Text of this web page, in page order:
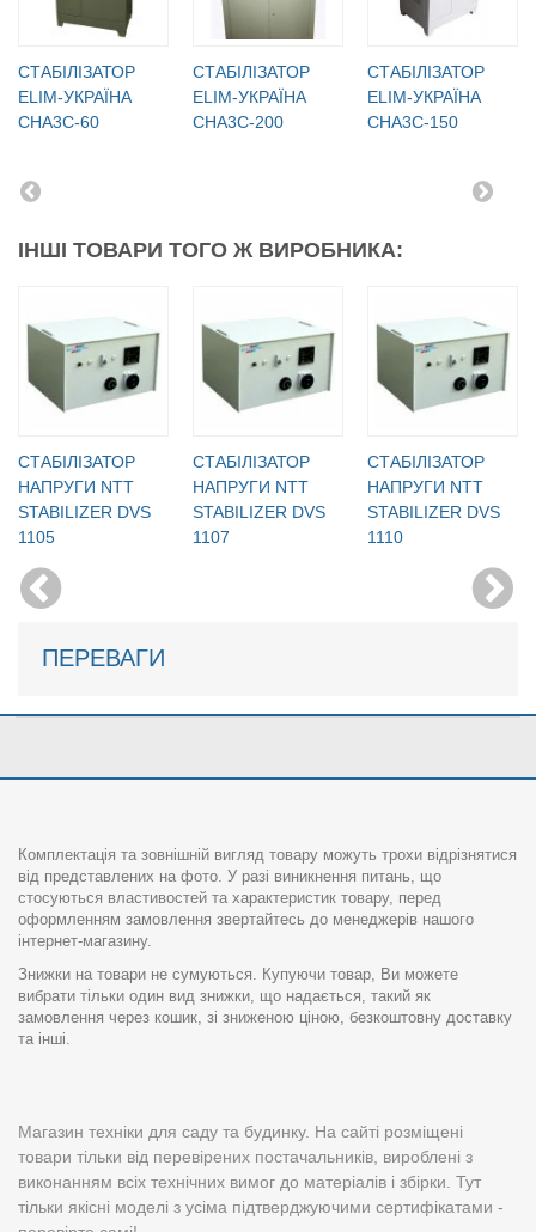
СТАБІЛІЗАТОР
ELIM-УКРАЇНА
СНА3С-60
СТАБІЛІЗАТОР
ELIM-УКРАЇНА
СНА3С-200
СТАБІЛІЗАТОР
ELIM-УКРАЇНА
СНА3С-150
ІНШІ ТОВАРИ ТОГО Ж ВИРОБНИКА:
CТАБІЛІЗАТОР
НАПРУГИ NTT
STABILIZER DVS
1105
CТАБІЛІЗАТОР
НАПРУГИ NTT
STABILIZER DVS
1107
CТАБІЛІЗАТОР
НАПРУГИ NTT
STABILIZER DVS
1110
ПЕРЕВАГИ
Комплектація та зовнішній вигляд товару можуть трохи відрізнятися
від представлених на фото. У разі виникнення питань, що
стосуються властивостей та характеристик товару, перед
оформленням замовлення звертайтесь до менеджерів нашого
інтернет-магазину.
Знижки на товари не сумуються. Купуючи товар, Ви можете
вибрати тільки один вид знижки, що надається, такий як
замовлення через кошик, зі зниженою ціною, безкоштовну доставку
та інші.
Магазин техніки для саду та будинку. На сайті розміщені
товари тільки від перевірених постачальників, вироблені з
виконанням всіх технічних вимог до матеріалів і збірки. Тут
тільки якісні моделі з усіма підтверджуючими сертифікатами -